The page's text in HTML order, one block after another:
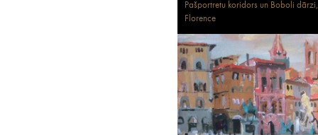
Pašportretu koridors un Boboli dārzi,
Florence